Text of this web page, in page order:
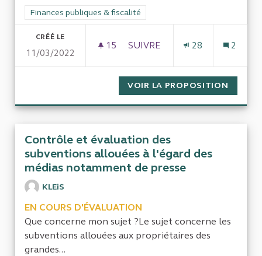
Filtrer les résultats de la catégorie : Finances publiques &
Finances publiques & fiscalité
CRÉÉ LE
11/03/2022
15 15 ABONNÉS
SUIVRE
28 2
VOIR LA PROPOSITION
Contrôle et évaluation des
subventions allouées à l'égard des
médias notamment de presse
KLEiS
EN COURS D'ÉVALUATION
Que concerne mon sujet ?Le sujet concerne les
subventions allouées aux propriétaires des
grandes...